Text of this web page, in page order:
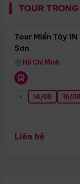
TOUR
Tour Miền Tây
Sơn
Hồ Chí Minh
14/08 16/08
Liên hệ